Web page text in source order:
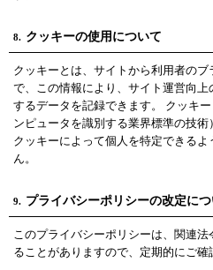
8. クッキーの使用について
クッキーとは、サイトから利用者の
で、この情報により、サイト運営向
するデータを記録できます。 クッキ
ンピュータを識別する業界標準の技術
クッキーによって個人を特定できる
ん。
9. プライバシーポリシーの改定に
このプライバシーポリシーは、関連
ることがありますので、定期的にご確